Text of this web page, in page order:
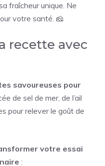
fraîcheur unique. Ne
votre santé. 🧀
recette avec
savoureuses pour
de sel de mer, de l’ail
pour relever le goût de
votre essai
: